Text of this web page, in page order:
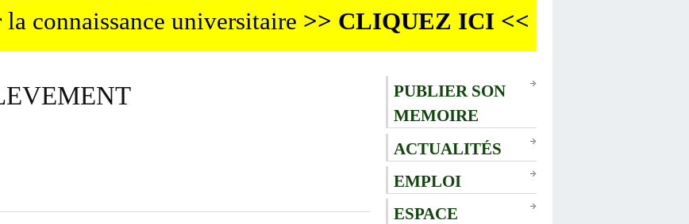
connaissance universitaire >> CLIQUEZ ICI <<
PUBLIER SON
MEMOIRE
ACTUALITÉS
EMPLOI
ESPACE